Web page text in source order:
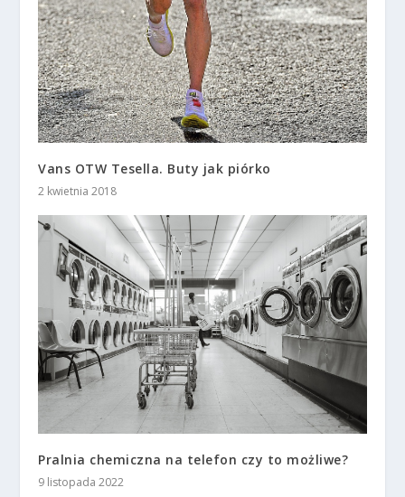
Vans OTW Tesella. Buty jak piórko
2 kwietnia 2018
Pralnia chemiczna na telefon czy to możliwe?
9 listopada 2022